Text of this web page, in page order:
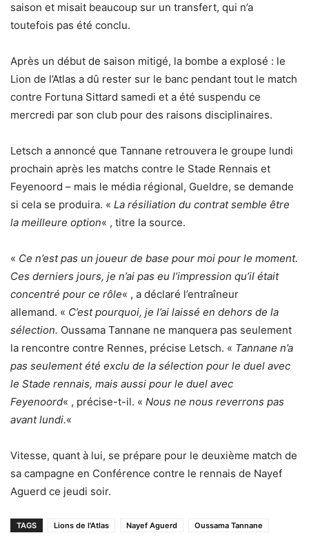
saison et misait beaucoup sur un transfert, qui n’a
toutefois pas été conclu.
Après un début de saison mitigé, la bombe a explosé : le
Lion de l’Atlas a dû rester sur le banc pendant tout le match
contre Fortuna Sittard samedi et a été suspendu ce
mercredi par son club pour des raisons disciplinaires.
Letsch a annoncé que Tannane retrouvera le groupe lundi
prochain après les matchs contre le Stade Rennais et
Feyenoord – mais le média régional, Gueldre, se demande
si cela se produira. « La résiliation du contrat semble être
la meilleure option« , titre la source.
« Ce n’est pas un joueur de base pour moi pour le moment.
Ces derniers jours, je n’ai pas eu l’impression qu’il était
concentré pour ce rôle« , a déclaré l’entraîneur
allemand. « C’est pourquoi, je l’ai laissé en dehors de la
sélection. Oussama Tannane ne manquera pas seulement
la rencontre contre Rennes, précise Letsch. « Tannane n’a
pas seulement été exclu de la sélection pour le duel avec
le Stade rennais, mais aussi pour le duel avec
Feyenoord« , précise-t-il. « Nous ne nous reverrons pas
avant lundi.«
Vitesse, quant à lui, se prépare pour le deuxième match de
sa campagne en Conférence contre le rennais de Nayef
Aguerd ce jeudi soir.
TAGS Lions de l'Atlas Nayef Aguerd Oussama Tannane